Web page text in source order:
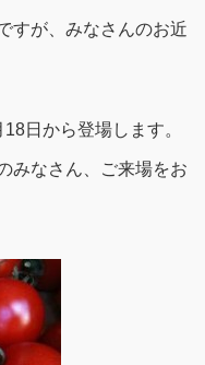
すが、みなさんのお近
日から登場します。
みなさん、ご来場をお